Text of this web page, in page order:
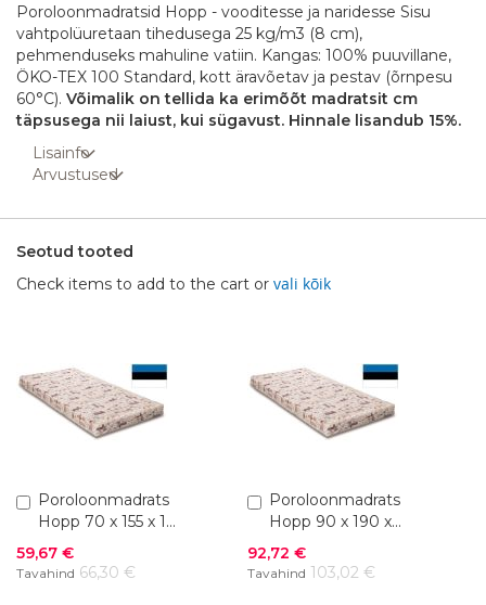
Poroloonmadratsid Hopp - vooditesse ja naridesse Sisu
vahtpolüuretaan tihedusega 25 kg/m3 (8 cm),
pehmenduseks mahuline vatiin. Kangas: 100% puuvillane,
ÖKO-TEX 100 Standard, kott äravõetav ja pestav (õrnpesu
60°C). Võimalik on tellida ka erimõõt madratsit cm
täpsusega nii laiust, kui sügavust. Hinnale lisandub 15%.
Lisainfo
Arvustused
Seotud tooted
Check items to add to the cart or vali kõik
Poroloonmadrats
Hopp 70 x 155 x 10
cm
Soodushind
59,67 €
Tavahind 66,30 €
Lisa
ostukorvi
Poroloonmadrats
Hopp 90 x 190 x
10 cm
Soodushind
92,72 €
Tavahind 103,02 €
Lisa
ostukorvi